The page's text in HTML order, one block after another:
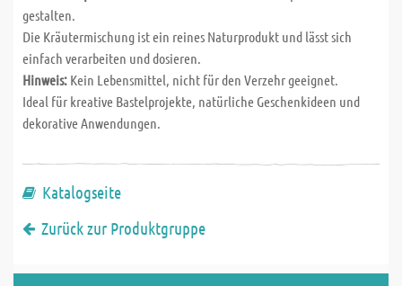
gestalten.
Die Kräutermischung ist ein reines Naturprodukt und lässt sich
einfach verarbeiten und dosieren.
Hinweis: Kein Lebensmittel, nicht für den Verzehr geeignet.
Ideal für kreative Bastelprojekte, natürliche Geschenkideen und
dekorative Anwendungen.
Katalogseite
Zurück zur Produktgruppe